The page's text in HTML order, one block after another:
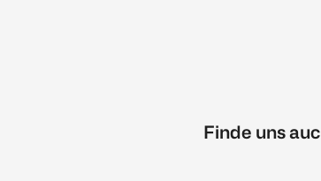
Finde uns